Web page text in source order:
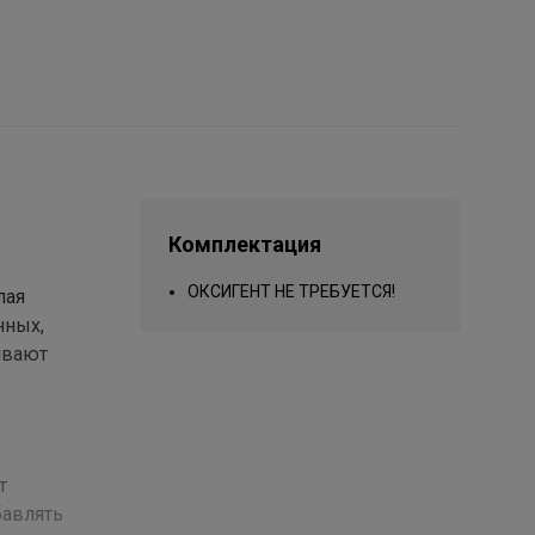
Комплектация
ОКСИГЕНТ НЕ ТРЕБУЕТСЯ!